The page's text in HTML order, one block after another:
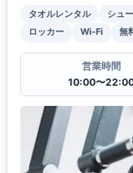
タオルレンタル シュ
ロッカー
Wi-Fi 無
営業時間
10:00〜